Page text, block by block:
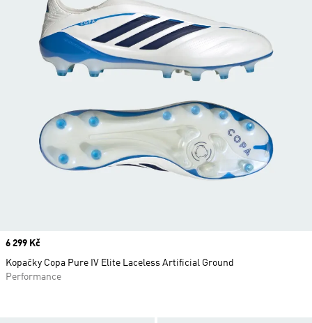
Price
6 299 Kč
Kopačky Copa Pure IV Elite Laceless Artificial Ground
Performance